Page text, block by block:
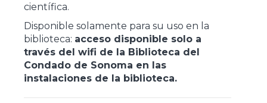
científica.
Disponible solamente para su uso en la
biblioteca: acceso disponible solo a
través del wifi de la Biblioteca del
Condado de Sonoma en las
instalaciones de la biblioteca.